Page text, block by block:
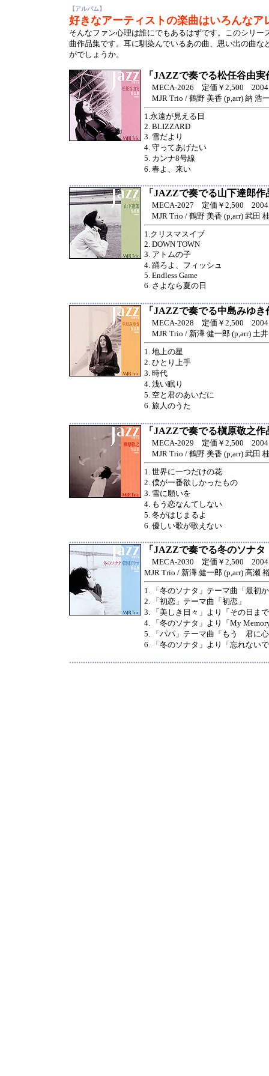
【アルバム】
好きなアーティストの楽曲はいろんなア
そんなファン心理は誰にでもあるはずです。このシリ
曲作品集です。耳に馴染んでいるあの曲、思い出の曲
がでしょうか。
「JAZZで奏でる松任谷由実
MECA-2026 定価￥2,500
MJR Trio / 鶴野 美香 (p,arr) 納 浩
1.永遠が見える日
2. BLIZZARD
3. 雪だより
4. 守ってあげたい
5. カンナ8号線
6. 春よ、来い
「JAZZで奏でる山下達郎作
MECA-2027 定価￥2,500
MJR Trio / 鶴野 美香 (p,arr) 武田
1.クリスマスイブ
2. DOWN TOWN
3. アトムの子
4. 踊ろよ、フィッシュ
5. Endless Game
6. さよなら夏の日
「JAZZで奏でる中島みゆき
MECA-2028 定価￥2,500
MJR Trio / 新澤 健一郎 (p,arr) 土井
1. 地上の星
2. ひとり上手
3. 時代
4. 浅い眠り
5. 空と君のあいだに
6. 旅人のうた
「JAZZで奏でる槇原敬之作
MECA-2029 定価￥2,500
MJR Trio / 鶴野 美香 (p,arr) 武田
1. 世界に一つだけの花
2. 僕が一番欲しかったもの
3. 雪に願いを
4. もう恋なんてしない
5. 冬がはじまるよ
6. 優しい歌が歌えない
「JAZZで奏でる冬のソナ
MECA-2030 定価￥2,500
MJR Trio / 新澤 健一郎 (p,arr) 高瀬
1. 「冬のソナタ」テーマ曲「最初
2. 「初恋」テーマ曲「初恋」
3. 「美しき日々」より「その日ま
4. 「冬のソナタ」より「My
5. 「パパ」テーマ曲「もう 君に
6. 「冬のソナタ」より「忘れない